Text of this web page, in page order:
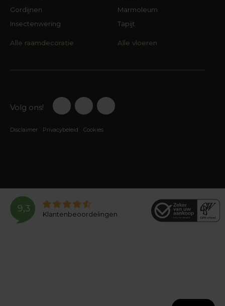
Gordijnen
Insectenwering
Alle raamdecoratie
Marmoleum
Tapijt
Alle vloeren
Volg ons!
Disclaimer Privacybeleid Cookies
9,3
Klantenbeoordelingen